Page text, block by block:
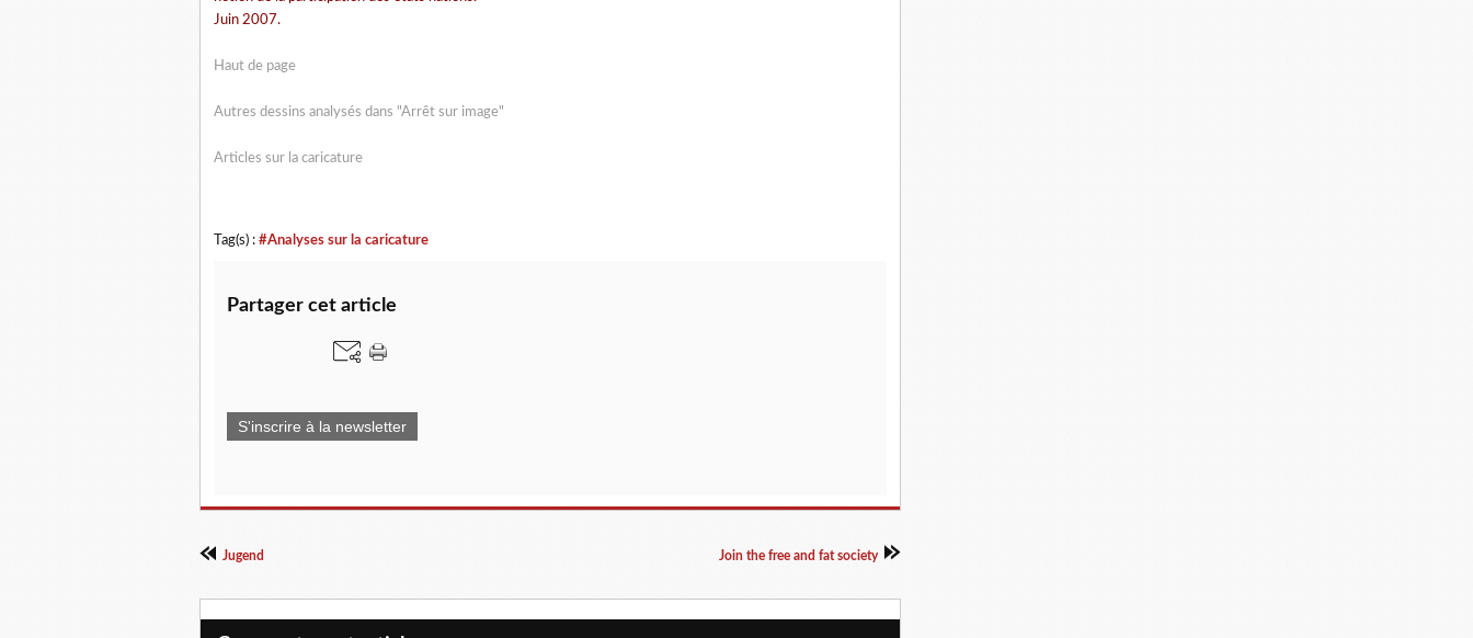
Juin 2007.
Haut de page
Autres dessins analysés dans "Arrêt sur image"
Articles sur la caricature
Tag(s) : #Analyses sur la caricature
Partager cet article
S'inscrire à la newsletter
Jugend Join the free and fat society